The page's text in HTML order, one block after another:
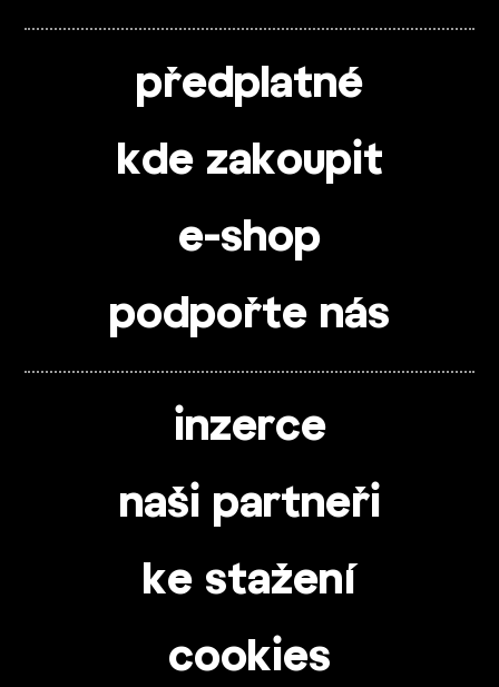
předplatné
kde zakoupit
e-shop
podpořte nás
inzerce
naši partneři
ke stažení
cookies